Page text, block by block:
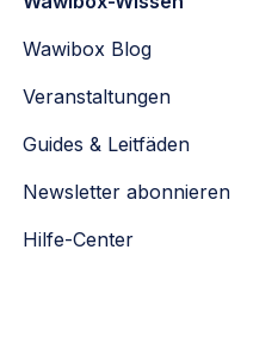
Wawibox Blog
Veranstaltungen
Guides & Leitfäden
Newsletter abonnieren
Hilfe-Center